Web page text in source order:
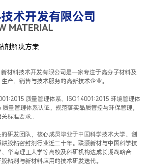
术开发有限公司
MATERIAL
剂解决方案
料技术开发有限公司是一家专注于高分子材料及
产、销售与技术服务的高新技术企业。
质量管理体系、ISO14001:2015 环境管理体
量管理体系认证，规范落实品质管控与环保管理，
标准要求。
发团队，核心成员毕业于中国科学技术大学、剑
胶粘密封剂行业近二十年。联灏新材与中国科学技
华南理工大学等高校及科研机构达成长期战略合
粘剂与新材料应用的技术研发迭代。